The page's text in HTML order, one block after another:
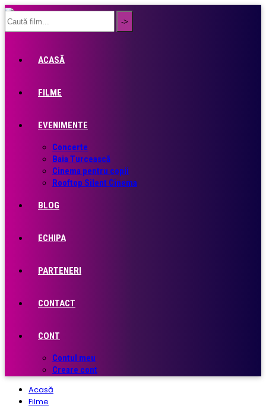
ACASĂ
FILME
EVENIMENTE
Concerte
Baia Turcească
Cinema pentru copii
Rooftop Silent Cinema
BLOG
ECHIPA
PARTENERI
CONTACT
CONT
Contul meu
Creare cont
Acasă
Filme